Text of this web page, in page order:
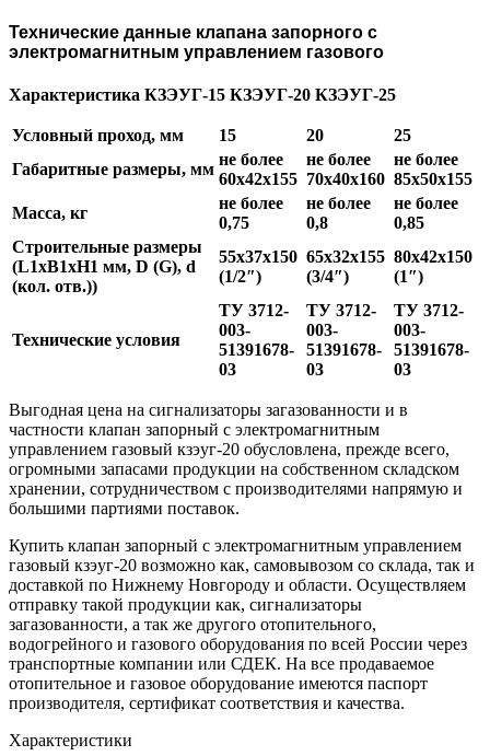
Технические данные клапана запорного с
электромагнитным управлением газового
Характеристика КЗЭУГ-15 КЗЭУГ-20 КЗЭУГ-25
Условный проход, мм 15 20
25
Габаритные размеры, мм
не более
60х42х155
не более
70х40х160
не более
85х50х155
Масса, кг
не более
0,75
не более
0,8
не более
0,85
Строительные размеры
(L1xB1xH1 мм, D (G), d
(кол. отв.))
55х37х150
(1/2″)
65х32х155
(3/4″)
80х42х150
(1″)
Технические условия
ТУ 3712-
003-
51391678-
03
ТУ 3712-
003-
51391678-
03
ТУ 3712-
003-
51391678-
03
Выгодная цена на сигнализаторы загазованности и в
частности клапан запорный с электромагнитным
управлением газовый кзэуг-20 обусловлена, прежде всего,
огромными запасами продукции на собственном складском
хранении, сотрудничеством с производителями напрямую и
большими партиями поставок.
Купить клапан запорный с электромагнитным управлением
газовый кзэуг-20 возможно как, самовывозом со склада, так и
доставкой по Нижнему Новгороду и области. Осуществляем
отправку такой продукции как, сигнализаторы
загазованности, а так же другого отопительного,
водогрейного и газового оборудования по всей России через
транспортные компании или СДЕК. На все продаваемое
отопительное и газовое оборудование имеются паспорт
производителя, сертификат соответствия и качества.
Характеристики